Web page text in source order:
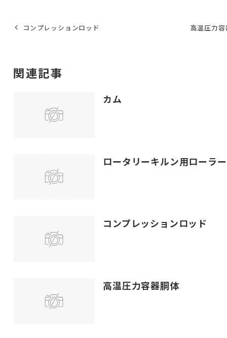
コンプレッションロッド 高温圧力
関連記事
カム
ロータリーキルン用ローラー
コンプレッションロッド
高温圧力容器胴体